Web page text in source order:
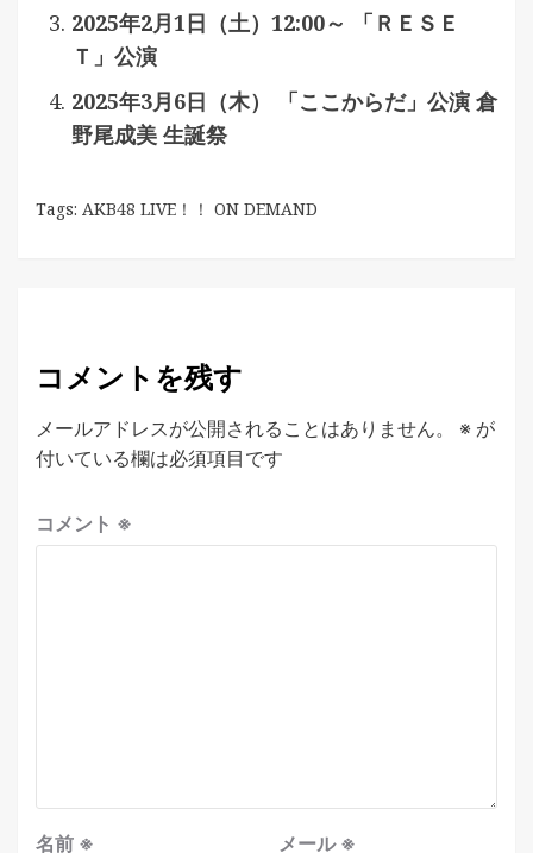
2025年2月1日（土）12:00～ 「ＲＥＳＥ
Ｔ」公演
2025年3月6日（木） 「ここからだ」公演 倉
野尾成美 生誕祭
Tags: AKB48 LIVE！！ ON DEMAND
コメントを残す
メールアドレスが公開されることはありません。 ※ が
付いている欄は必須項目です
コメント ※
名前 ※ メール※